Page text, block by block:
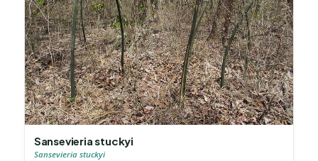
Sansevieria stuckyi
Sansevieria stuckyi